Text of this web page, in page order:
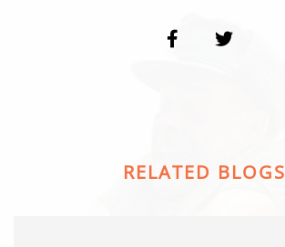
RELATED BLOGS